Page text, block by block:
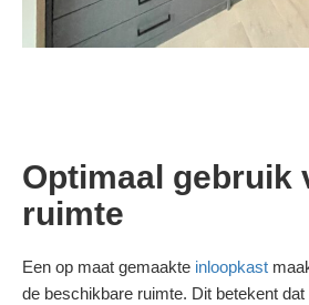
Optimaal gebruik
ruimte
Een op maat gemaakte inloopkast
de beschikbare ruimte. Dit betekent